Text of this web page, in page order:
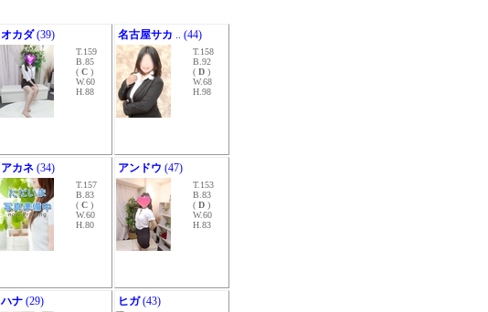
オカダ(39)
T.159
B.85
( C )
W.60
H.88
名古屋サカ .. (44)
T.158
B.92
( D )
W.68
H.98
アカネ (34)
T.157
B.83
( C )
W.60
H.80
アンドウ (47)
T.153
B.83
( D )
W.60
H.83
ハナ (29) ヒガ(43)